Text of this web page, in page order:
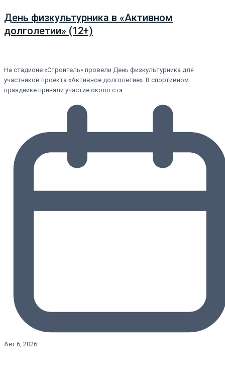
День физкультурника в «Активном
долголетии» (12+)
На стадионе «Строитель» провели День физкультурника для
участников проекта «Активное долголетие». В спортивном
празднике приняли участие около ста…
Авг 6, 2026